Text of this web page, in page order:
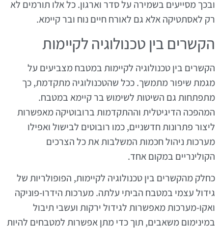
ובכך מסייעים בשמירה על סדר וארגון. כל אלו תורמים לא
רק לאסתטיקה אלא גם לאורח חיים נוח ובר קיימא.
הקשרים בין טכנולוגיה לקיימות
הקשרים בין טכנולוגיה לקיימות במטבח מצביעים על
מגמת שיפור מתמשך. ככל שהטכנולוגיה מתקדמת, כך
מתפתחות גם השיטות לשימוש בר קיימא במטבח.
המהפכה הדיגיטלית וההתקדמות ברובוטיקה מאפשרות
ליצור פתרונות חדשניים, כמו רובוטים לבישול ואפילו
מערכות ניהול חכמות המשלבות את כל הצרכים
הקולינריים במקום אחד.
כחלק מהקשרים בין טכנולוגיה לקיימות, הפופולריות של
גידול עצמי במטבח הביתי עלתה. מערכות הידרו-פוניקה
ואקו-מערכות מאפשרות לגידול ירקות ועשבי תיבול
במינימום משאבים, תוך כדי מתן אפשרות למטבחים להיות